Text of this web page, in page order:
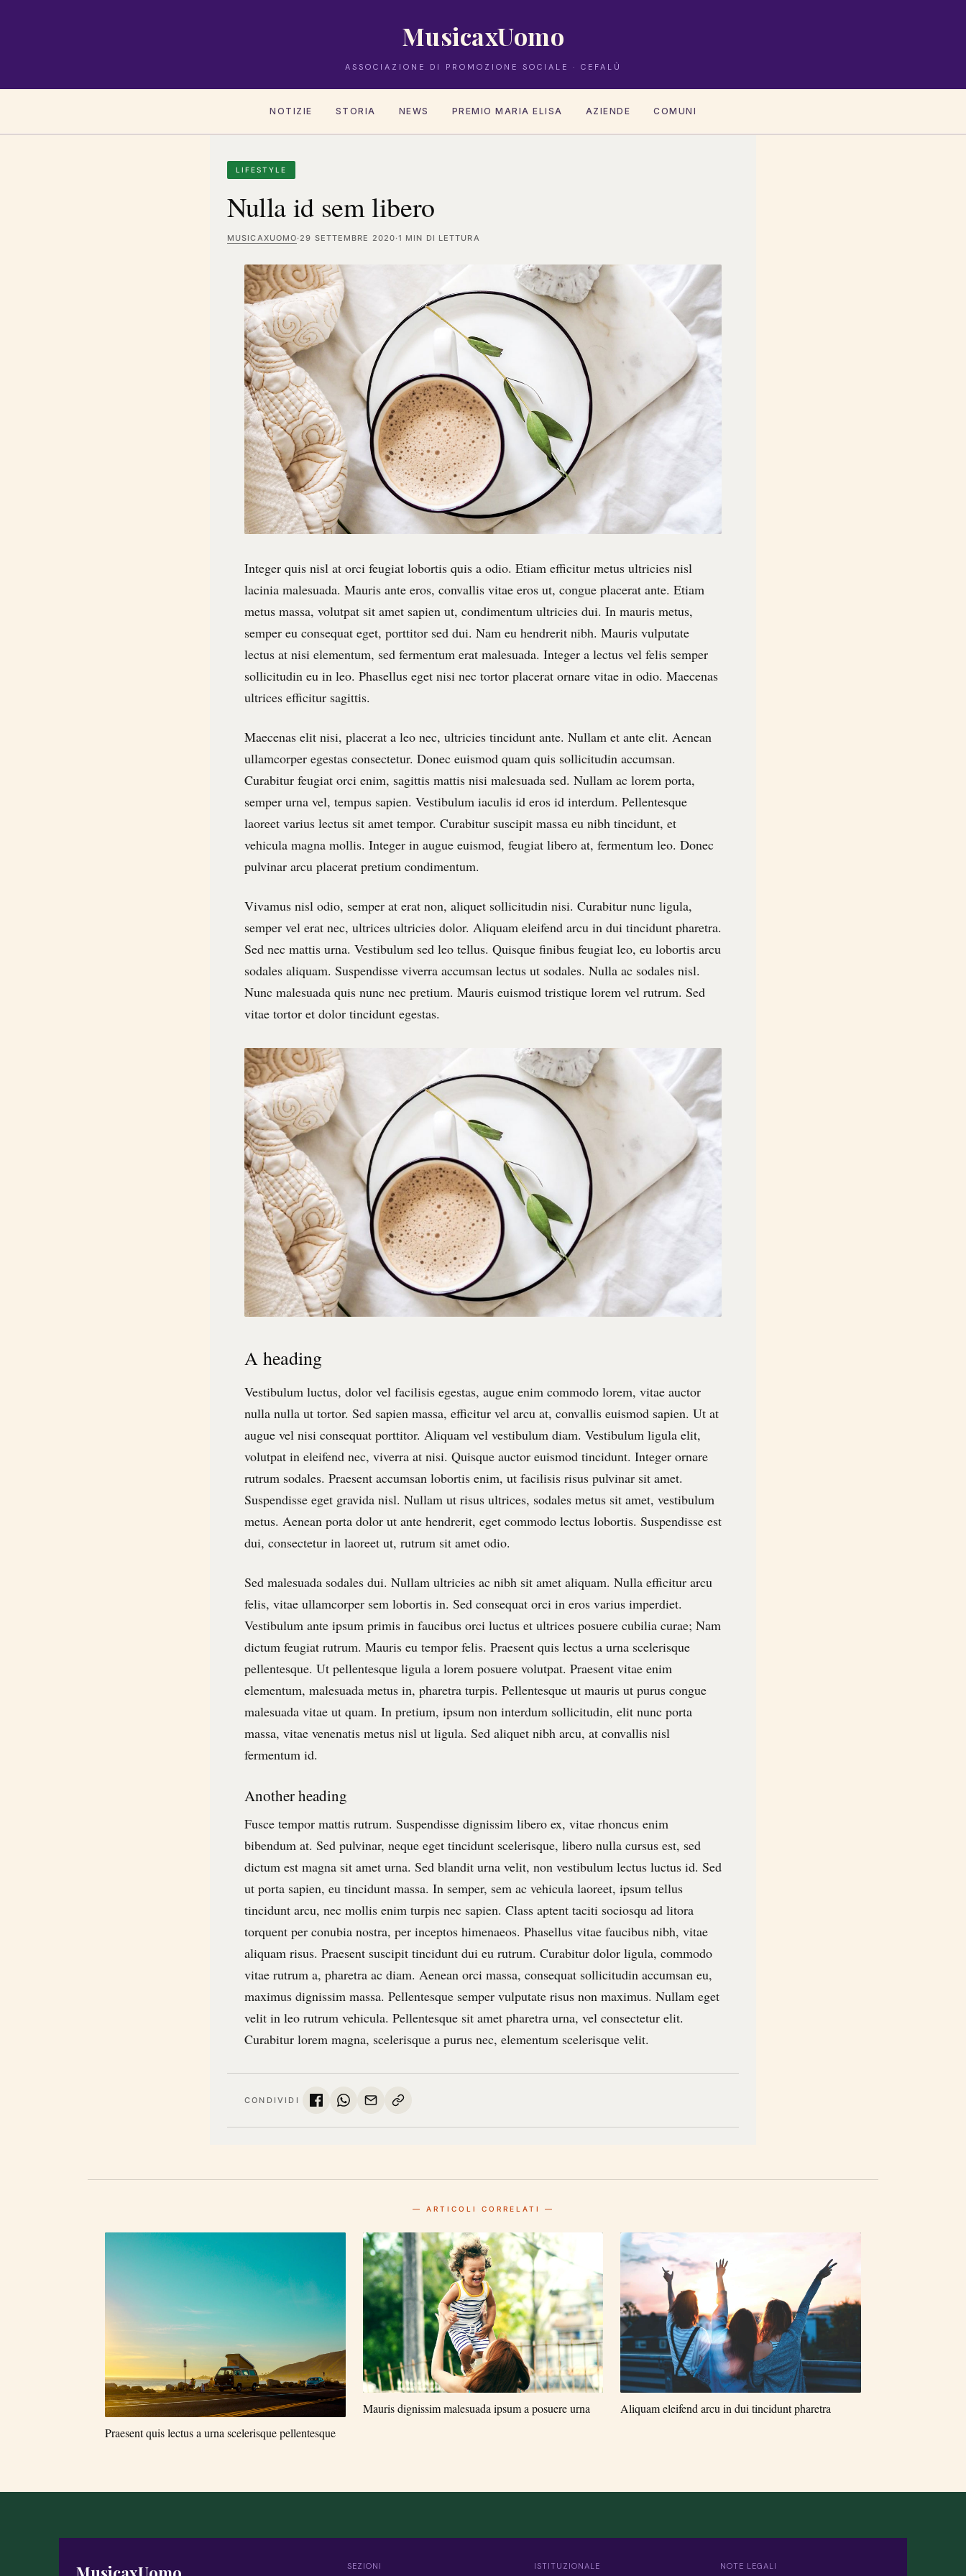
MusicaxUomo
ASSOCIAZIONE DI PROMOZIONE SOCIALE · CEFALÙ
NOTIZIE STORIA NEWS PREMIO MARIA ELISA AZIENDE COMUNI
LIFESTYLE
Nulla id sem libero
MUSICAXUOMO·29 SETTEMBRE 2020·1 MIN DI LETTURA
Integer quis nisl at orci feugiat lobortis quis a odio. Etiam efficitur metus ultricies nisl
lacinia malesuada. Mauris ante eros, convallis vitae eros ut, congue placerat ante. Etiam
metus massa, volutpat sit amet sapien ut, condimentum ultricies dui. In mauris metus,
semper eu consequat eget, porttitor sed dui. Nam eu hendrerit nibh. Mauris vulputate
lectus at nisi elementum, sed fermentum erat malesuada. Integer a lectus vel felis semper
sollicitudin eu in leo. Phasellus eget nisi nec tortor placerat ornare vitae in odio. Maecenas
ultrices efficitur sagittis.
Maecenas elit nisi, placerat a leo nec, ultricies tincidunt ante. Nullam et ante elit. Aenean
ullamcorper egestas consectetur. Donec euismod quam quis sollicitudin accumsan.
Curabitur feugiat orci enim, sagittis mattis nisi malesuada sed. Nullam ac lorem porta,
semper urna vel, tempus sapien. Vestibulum iaculis id eros id interdum. Pellentesque
laoreet varius lectus sit amet tempor. Curabitur suscipit massa eu nibh tincidunt, et
vehicula magna mollis. Integer in augue euismod, feugiat libero at, fermentum leo. Donec
pulvinar arcu placerat pretium condimentum.
Vivamus nisl odio, semper at erat non, aliquet sollicitudin nisi. Curabitur nunc ligula,
semper vel erat nec, ultrices ultricies dolor. Aliquam eleifend arcu in dui tincidunt pharetra.
Sed nec mattis urna. Vestibulum sed leo tellus. Quisque finibus feugiat leo, eu lobortis arcu
sodales aliquam. Suspendisse viverra accumsan lectus ut sodales. Nulla ac sodales nisl.
Nunc malesuada quis nunc nec pretium. Mauris euismod tristique lorem vel rutrum. Sed
vitae tortor et dolor tincidunt egestas.
A heading
Vestibulum luctus, dolor vel facilisis egestas, augue enim commodo lorem, vitae auctor
nulla nulla ut tortor. Sed sapien massa, efficitur vel arcu at, convallis euismod sapien. Ut at
augue vel nisi consequat porttitor. Aliquam vel vestibulum diam. Vestibulum ligula elit,
volutpat in eleifend nec, viverra at nisi. Quisque auctor euismod tincidunt. Integer ornare
rutrum sodales. Praesent accumsan lobortis enim, ut facilisis risus pulvinar sit amet.
Suspendisse eget gravida nisl. Nullam ut risus ultrices, sodales metus sit amet, vestibulum
metus. Aenean porta dolor ut ante hendrerit, eget commodo lectus lobortis. Suspendisse est
dui, consectetur in laoreet ut, rutrum sit amet odio.
Sed malesuada sodales dui. Nullam ultricies ac nibh sit amet aliquam. Nulla efficitur arcu
felis, vitae ullamcorper sem lobortis in. Sed consequat orci in eros varius imperdiet.
Vestibulum ante ipsum primis in faucibus orci luctus et ultrices posuere cubilia curae; Nam
dictum feugiat rutrum. Mauris eu tempor felis. Praesent quis lectus a urna scelerisque
pellentesque. Ut pellentesque ligula a lorem posuere volutpat. Praesent vitae enim
elementum, malesuada metus in, pharetra turpis. Pellentesque ut mauris ut purus congue
malesuada vitae ut quam. In pretium, ipsum non interdum sollicitudin, elit nunc porta
massa, vitae venenatis metus nisl ut ligula. Sed aliquet nibh arcu, at convallis nisl
fermentum id.
Another heading
Fusce tempor mattis rutrum. Suspendisse dignissim libero ex, vitae rhoncus enim
bibendum at. Sed pulvinar, neque eget tincidunt scelerisque, libero nulla cursus est, sed
dictum est magna sit amet urna. Sed blandit urna velit, non vestibulum lectus luctus id. Sed
ut porta sapien, eu tincidunt massa. In semper, sem ac vehicula laoreet, ipsum tellus
tincidunt arcu, nec mollis enim turpis nec sapien. Class aptent taciti sociosqu ad litora
torquent per conubia nostra, per inceptos himenaeos. Phasellus vitae faucibus nibh, vitae
aliquam risus. Praesent suscipit tincidunt dui eu rutrum. Curabitur dolor ligula, commodo
vitae rutrum a, pharetra ac diam. Aenean orci massa, consequat sollicitudin accumsan eu,
maximus dignissim massa. Pellentesque semper vulputate risus non maximus. Nullam eget
velit in leo rutrum vehicula. Pellentesque sit amet pharetra urna, vel consectetur elit.
Curabitur lorem magna, scelerisque a purus nec, elementum scelerisque velit.
CONDIVIDI
— ARTICOLI CORRELATI —
Praesent quis lectus a urna scelerisque pellentesque
Mauris dignissim malesuada ipsum a posuere urna Aliquam eleifend arcu in dui tincidunt pharetra
SEZIONI ISTITUZIONALE NOTE LEGALI